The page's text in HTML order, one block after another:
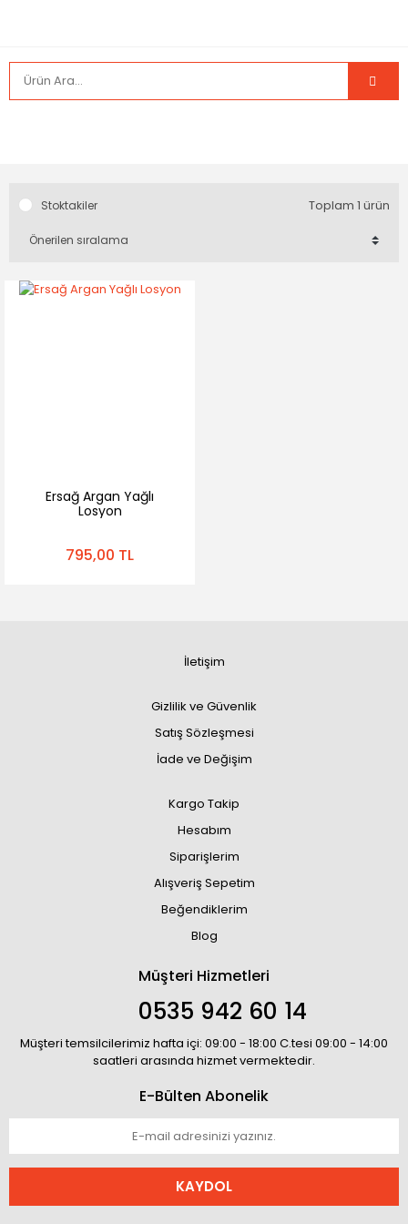
Stoktakiler Toplam 1 ürün
Ersağ Argan Yağlı
Losyon
795,00 TL
İletişim
Gizlilik ve Güvenlik
Satış Sözleşmesi
İade ve Değişim
Kargo Takip
Hesabım
Siparişlerim
Alışveriş Sepetim
Beğendiklerim
Blog
Müşteri Hizmetleri
0535 942 60 14
Müşteri temsilcilerimiz hafta içi: 09:00 - 18:00 C.tesi 09:00 - 14:00
saatleri arasında hizmet vermektedir.
E-Bülten Abonelik
KAYDOL